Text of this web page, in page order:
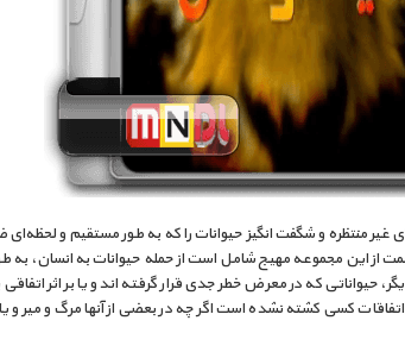
غیر منتظره و شگفت انگیز حیوانات را که به طور مستقیم و
این مجموعه مهیج شامل است از حمله حیوانات به انسان، به
حیواناتی که در معرض خطر جدی قرار گرفته اند و یا بر اثر
کسی‌ کشته نشده است اگر چه در بعضی‌ از آنها مرگ و میر و